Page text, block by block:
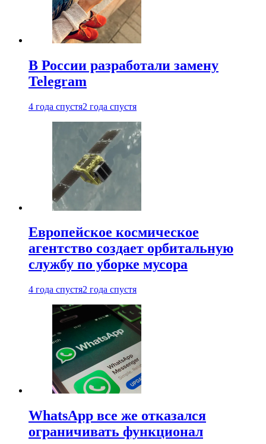
В России разработали замену
Telegram
4 года спустя2 года спустя
Европейское космическое
агентство создает орбитальную
службу по уборке мусора
4 года спустя2 года спустя
WhatsApp все же отказался
ограничивать функционал